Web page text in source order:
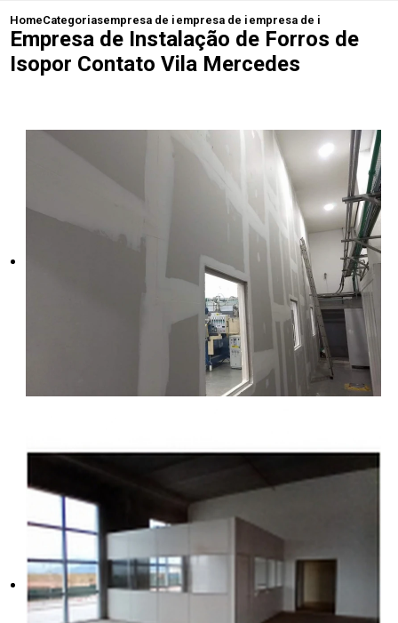
HomeCategoriasempresa de instalacao de forro isopor
empresa de instalacao de forro para
empresa de instalacao
Empresa de Instalação de Forros de
Isopor Contato Vila Mercedes